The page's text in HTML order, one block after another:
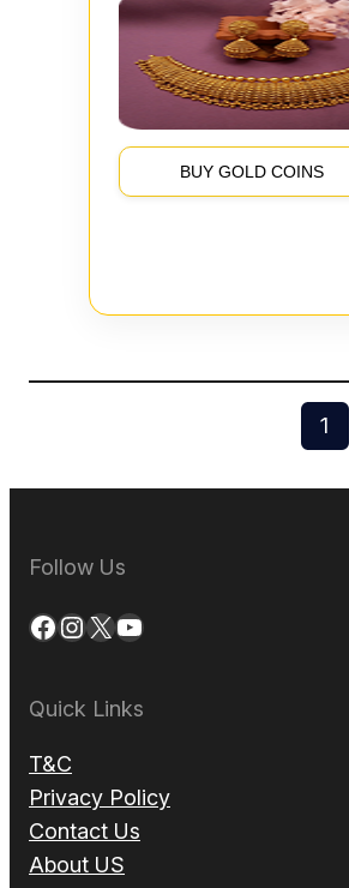
BUY GOLD COINS
1
Follow Us
Facebook InstagramX YouTube
Quick Links
T&C
Privacy Policy
Contact Us
About US